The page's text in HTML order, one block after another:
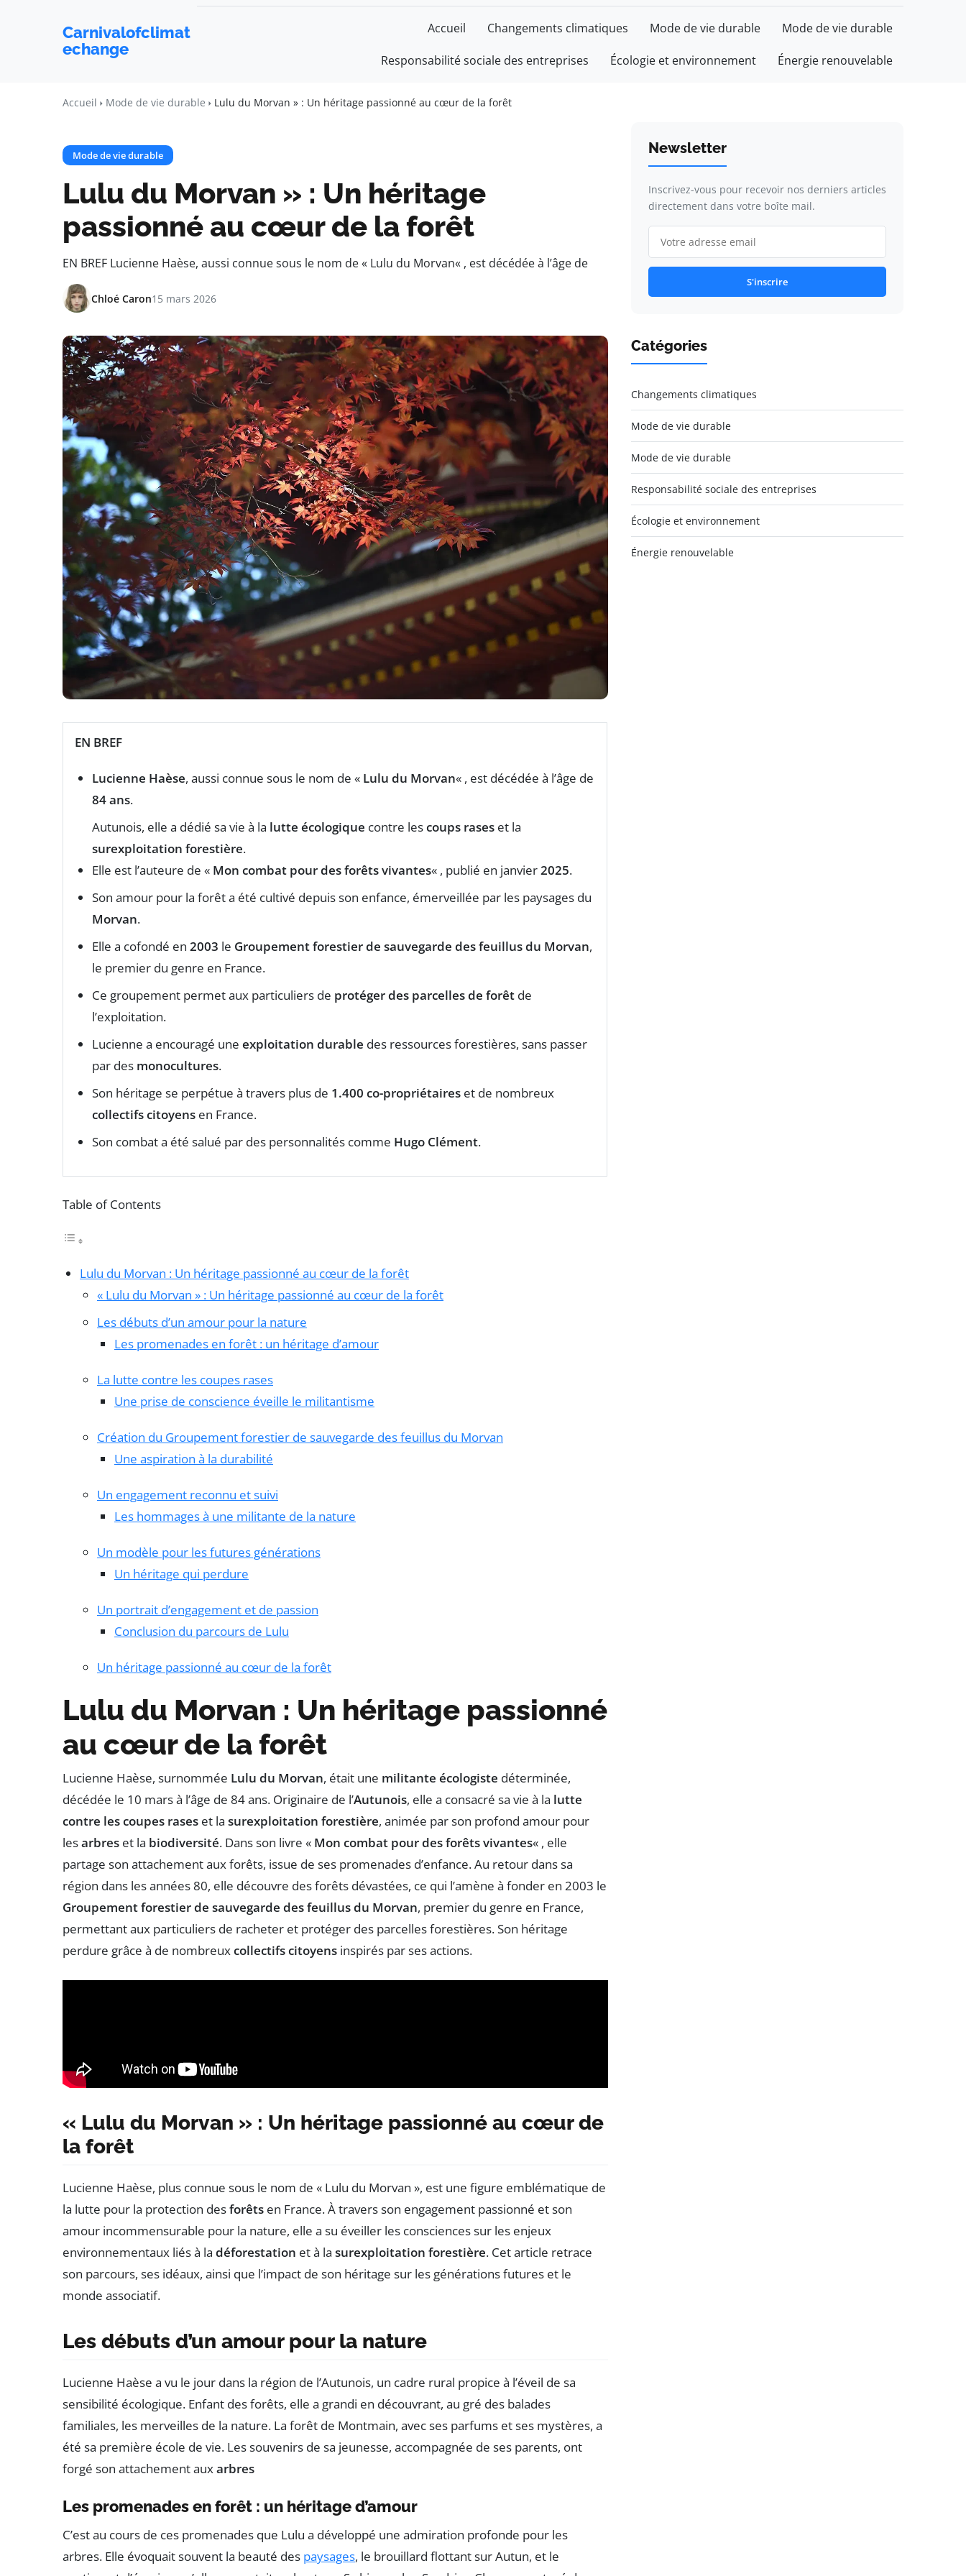
Carnivalofclimat
echange
Accueil Changements climatiques Mode de vie durable Mode de vie durable
Responsabilité sociale des entreprises Écologie et environnement Énergie renouvelable
Accueil Mode de vie durable Lulu du Morvan » : Un héritage passionné au cœur de la forêt
Mode de vie durable
Lulu du Morvan » : Un héritage
passionné au cœur de la forêt
EN BREF Lucienne Haèse, aussi connue sous le nom de « Lulu du Morvan« , est décédée à l’âge de
Chloé Caron15 mars 2026
EN BREF
Lucienne Haèse, aussi connue sous le nom de « Lulu du Morvan« , est décédée à l’âge de
84 ans.
Autunois, elle a dédié sa vie à la lutte écologique contre lescoups rases et la
surexploitation forestière.
Elle est l’auteure de « Mon combat pour des forêts vivantes« , publié en janvier2025.
Son amour pour la forêt a été cultivé depuis son enfance, émerveillée par les paysages du
Morvan.
Elle a cofondé en 2003 le Groupement forestier de sauvegarde des feuillus du Morvan,
le premier du genre en France.
Ce groupement permet aux particuliers de protéger des parcelles de forêt de
l’exploitation.
Lucienne a encouragé une exploitation durable des ressources forestières, sans passer
par des monocultures.
Son héritage se perpétue à travers plus de 1.400 co-propriétaires et de nombreux
collectifs citoyens en France.
Son combat a été salué par des personnalités comme Hugo Clément.
Table of Contents
Lulu du Morvan : Un héritage passionné au cœur de la forêt
« Lulu du Morvan » : Un héritage passionné au cœur de la forêt
Les débuts d’un amour pour la nature
Les promenades en forêt : un héritage d’amour
La lutte contre les coupes rases
Une prise de conscience éveille le militantisme
Création du Groupement forestier de sauvegarde des feuillus du Morvan
Une aspiration à la durabilité
Un engagement reconnu et suivi
Les hommages à une militante de la nature
Un modèle pour les futures générations
Un héritage qui perdure
Un portrait d’engagement et de passion
Conclusion du parcours de Lulu
Un héritage passionné au cœur de la forêt
Lulu du Morvan : Un héritage passionné
au cœur de la forêt
Lucienne Haèse, surnommée Lulu du Morvan, était une militante écologiste déterminée,
décédée le 10 mars à l’âge de 84 ans. Originaire de l’Autunois, elle a consacré sa vie à la lutte
contre les coupes rases et la surexploitation forestière, animée par son profond amour pour
lesarbres et la biodiversité. Dans son livre « Mon combat pour des forêts vivantes« , elle
partage son attachement aux forêts, issue de ses promenades d’enfance. Au retour dans sa
région dans les années 80, elle découvre des forêts dévastées, ce qui l’amène à fonder en 2003 le
Groupement forestier de sauvegarde des feuillus du Morvan, premier du genre en France,
permettant aux particuliers de racheter et protéger des parcelles forestières. Son héritage
perdure grâce à de nombreuxcollectifs citoyens inspirés par ses actions.
« Lulu du Morvan » : Un héritage passionné au cœur de
la forêt
Lucienne Haèse, plus connue sous le nom de « Lulu du Morvan », est une figure emblématique de
la lutte pour la protection desforêts en France. À travers son engagement passionné et son
amour incommensurable pour la nature, elle a su éveiller les consciences sur les enjeux
environnementaux liés à la déforestation et à la surexploitation forestière. Cet article retrace
son parcours, ses idéaux, ainsi que l’impact de son héritage sur les générations futures et le
monde associatif.
Les débuts d’un amour pour la nature
Lucienne Haèse a vu le jour dans la région de l’Autunois, un cadre rural propice à l’éveil de sa
sensibilité écologique. Enfant des forêts, elle a grandi en découvrant, au gré des balades
familiales, les merveilles de la nature. La forêt de Montmain, avec ses parfums et ses mystères, a
été sa première école de vie. Les souvenirs de sa jeunesse, accompagnée de ses parents, ont
forgé son attachement auxarbres
Les promenades en forêt : un héritage d’amour
C’est au cours de ces promenades que Lulu a développé une admiration profonde pour les
arbres. Elle évoquait souvent la beauté des paysages, le brouillard flottant sur Autun, et le
Newsletter
Inscrivez-vous pour recevoir nos derniers articles
directement dans votre boîte mail.
S'inscrire
Catégories
Changements climatiques
Mode de vie durable
Mode de vie durable
Responsabilité sociale des entreprises
Écologie et environnement
Énergie renouvelable